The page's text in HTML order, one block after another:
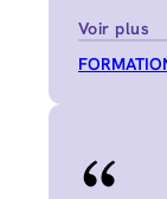
Voir plus